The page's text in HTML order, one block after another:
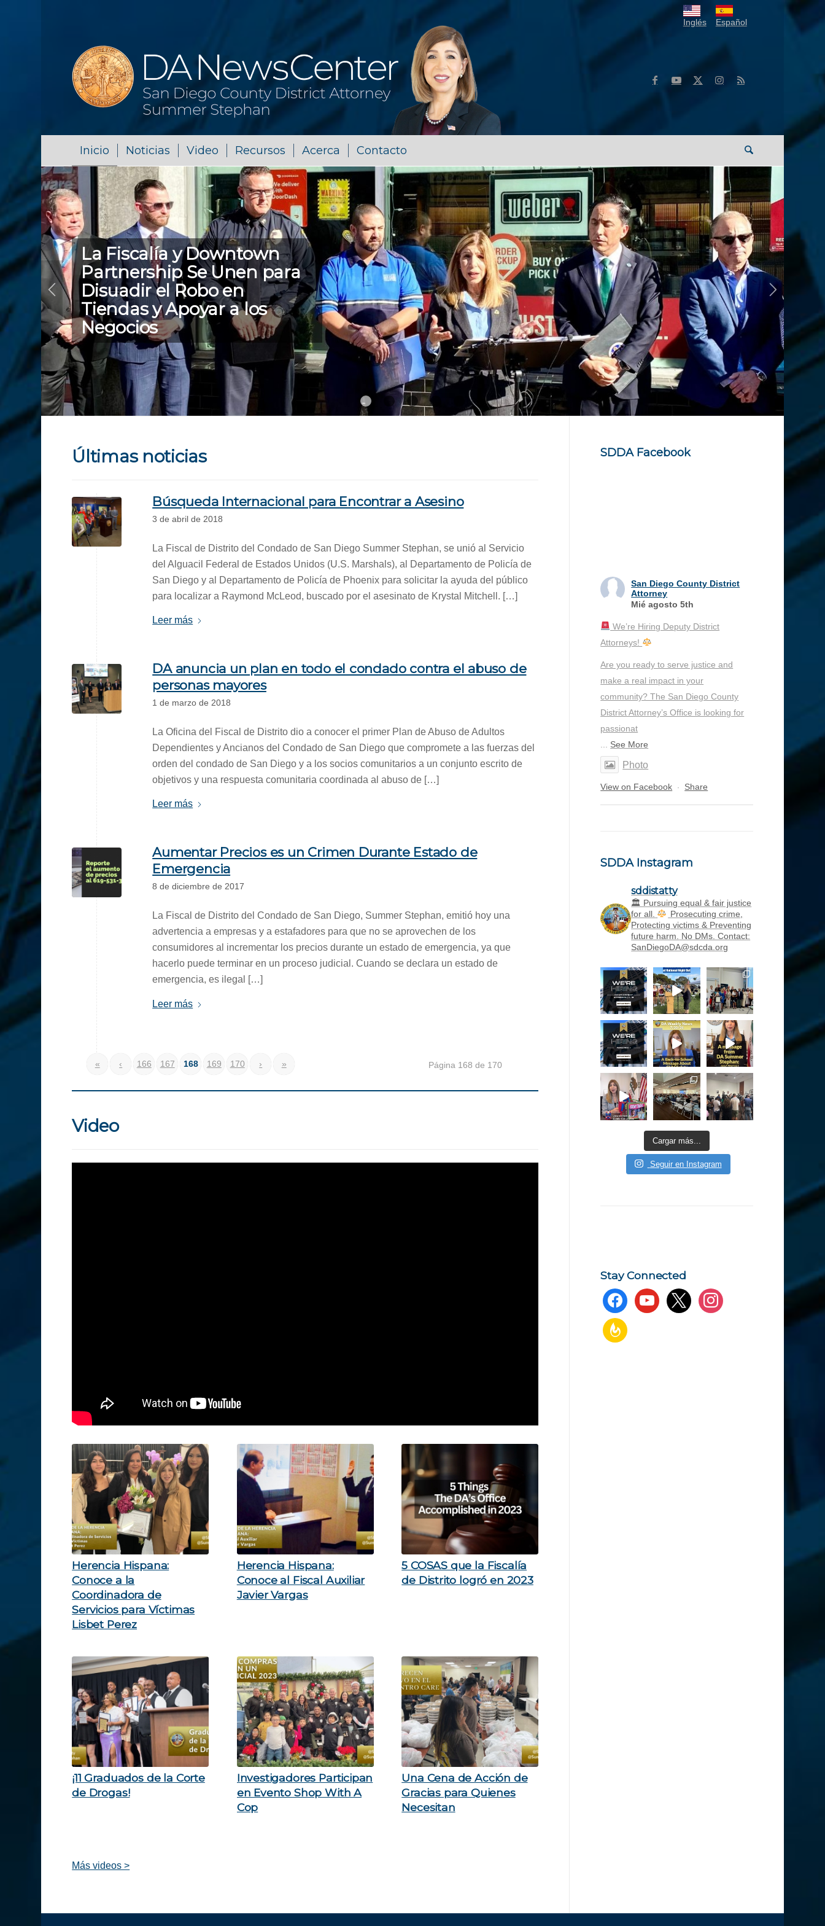
Inglés Español
Inicio Noticias Video Recursos Acerca Contacto
1 3 4 5
Últimas noticias
Búsqueda Internacional para Encontrar a Asesino
3 de abril de 2018
La Fiscal de Distrito del Condado de San Diego Summer Stephan, se unió al Servicio
del Alguacil Federal de Estados Unidos (U.S. Marshals), al Departamento de Policía de
San Diego y al Departamento de Policía de Phoenix para solicitar la ayuda del público
para localizar a Raymond McLeod, buscado por el asesinato de Krystal Mitchell. […]
Leer más
DA anuncia un plan en todo el condado contra el abuso de
personas mayores
1 de marzo de 2018
La Oficina del Fiscal de Distrito dio a conocer el primer Plan de Abuso de Adultos
Dependientes y Ancianos del Condado de San Diego que compromete a las fuerzas del
orden del condado de San Diego y a los socios comunitarios a un conjunto escrito de
objetivos y una respuesta comunitaria coordinada al abuso de […]
Leer más
Aumentar Precios es un Crimen Durante Estado de
Emergencia
8 de diciembre de 2017
La Fiscal de Distrito del Condado de San Diego, Summer Stephan, emitió hoy una
advertencia a empresas y a estafadores para que no se aprovechen de los
consumidores al incrementar los precios durante un estado de emergencia, ya que
hacerlo puede terminar en un proceso judicial. Cuando se declara un estado de
emergencia, es ilegal […]
Leer más
Página 168 de 170
« ‹ 166 167 168 169 170 › »
Video
Herencia Hispana:
Conoce a la
Coordinadora de
Servicios para Víctimas
Lisbet Perez
Herencia Hispana:
Conoce al Fiscal Auxiliar
Javier Vargas
5 COSAS que la Fiscalía
de Distrito logró en 2023
¡11 Graduados de la Corte
de Drogas!
Investigadores Participan
en Evento Shop With A
Cop
Una Cena de Acción de
Gracias para Quienes
Necesitan
Más videos >
SDDA Facebook
San Diego County District
Attorney
Mié agosto 5th
We’re Hiring Deputy District
Attorneys!
Are you ready to serve justice and
make a real impact in your
community? The San Diego County
District Attorney’s Office is looking for
passionat
See More
Photo
View on Facebook · Share
SDDA Instagram
sddistatty
‪🏛 Pursuing equal & fair justice
for all.
Prosecuting crime,
Protecting victims & Preventing
future harm.
No DMs. Contact:
SanDiegoDA@sdcda.org
Cargar más...
Seguir en Instagram
Stay Connected
facebookyoutubex instagram
feedburner